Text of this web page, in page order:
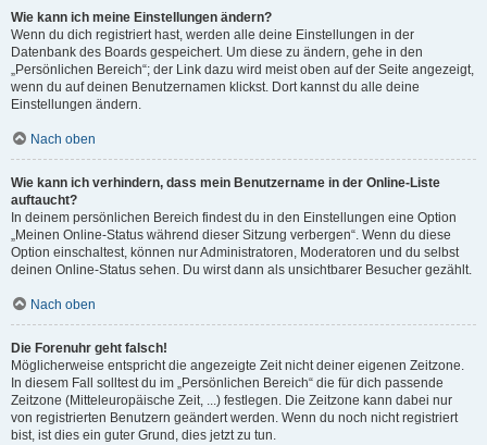
Wie kann ich meine Einstellungen ändern?
Wenn du dich registriert hast, werden alle deine Einstellungen in der
Datenbank des Boards gespeichert. Um diese zu ändern, gehe in den
„Persönlichen Bereich“; der Link dazu wird meist oben auf der Seite angezeigt,
wenn du auf deinen Benutzernamen klickst. Dort kannst du alle deine
Einstellungen ändern.
Nach oben
Wie kann ich verhindern, dass mein Benutzername in der Online-Liste
auftaucht?
In deinem persönlichen Bereich findest du in den Einstellungen eine Option
„Meinen Online-Status während dieser Sitzung verbergen“. Wenn du diese
Option einschaltest, können nur Administratoren, Moderatoren und du selbst
deinen Online-Status sehen. Du wirst dann als unsichtbarer Besucher gezählt.
Nach oben
Die Forenuhr geht falsch!
Möglicherweise entspricht die angezeigte Zeit nicht deiner eigenen Zeitzone.
In diesem Fall solltest du im „Persönlichen Bereich“ die für dich passende
Zeitzone (Mitteleuropäische Zeit, ...) festlegen. Die Zeitzone kann dabei nur
von registrierten Benutzern geändert werden. Wenn du noch nicht registriert
bist, ist dies ein guter Grund, dies jetzt zu tun.